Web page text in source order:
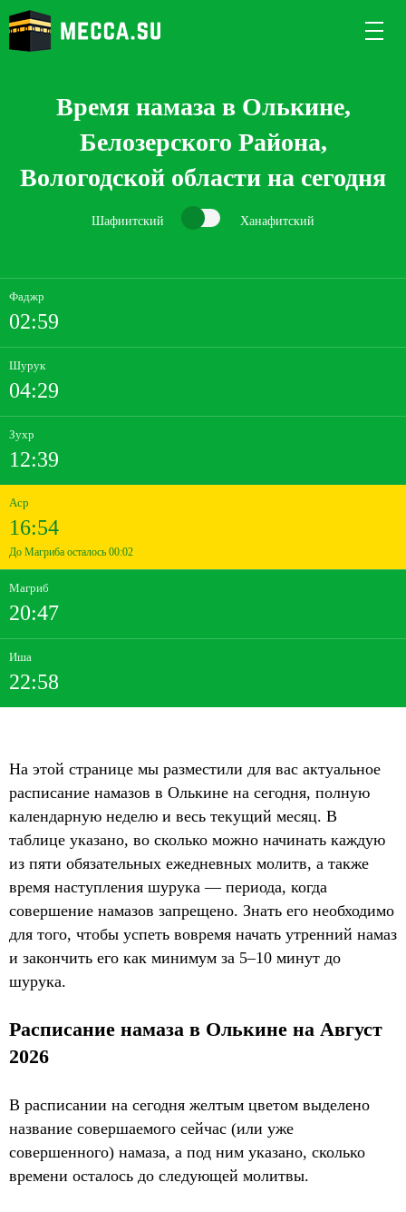
Время намаза в Олькине,
Белозерского Района,
Вологодской области на сегодня
Шафиитский Ханафитский
Фаджр
02:59
Шурук
04:29
Зухр
12:39
Аср
16:54
До Магриба осталось 00:02
Магриб
20:47
Иша
22:58
На этой странице мы разместили для вас актуальное
расписание намазов в Олькине на сегодня, полную
календарную неделю и весь текущий месяц. В
таблице указано, во сколько можно начинать каждую
из пяти обязательных ежедневных молитв, а также
время наступления шурука — периода, когда
совершение намазов запрещено. Знать его необходимо
для того, чтобы успеть вовремя начать утренний намаз
и закончить его как минимум за 5–10 минут до
шурука.
Расписание намаза в Олькине на Август
2026
В расписании на сегодня желтым цветом выделено
название совершаемого сейчас (или уже
совершенного) намаза, а под ним указано, сколько
времени осталось до следующей молитвы.